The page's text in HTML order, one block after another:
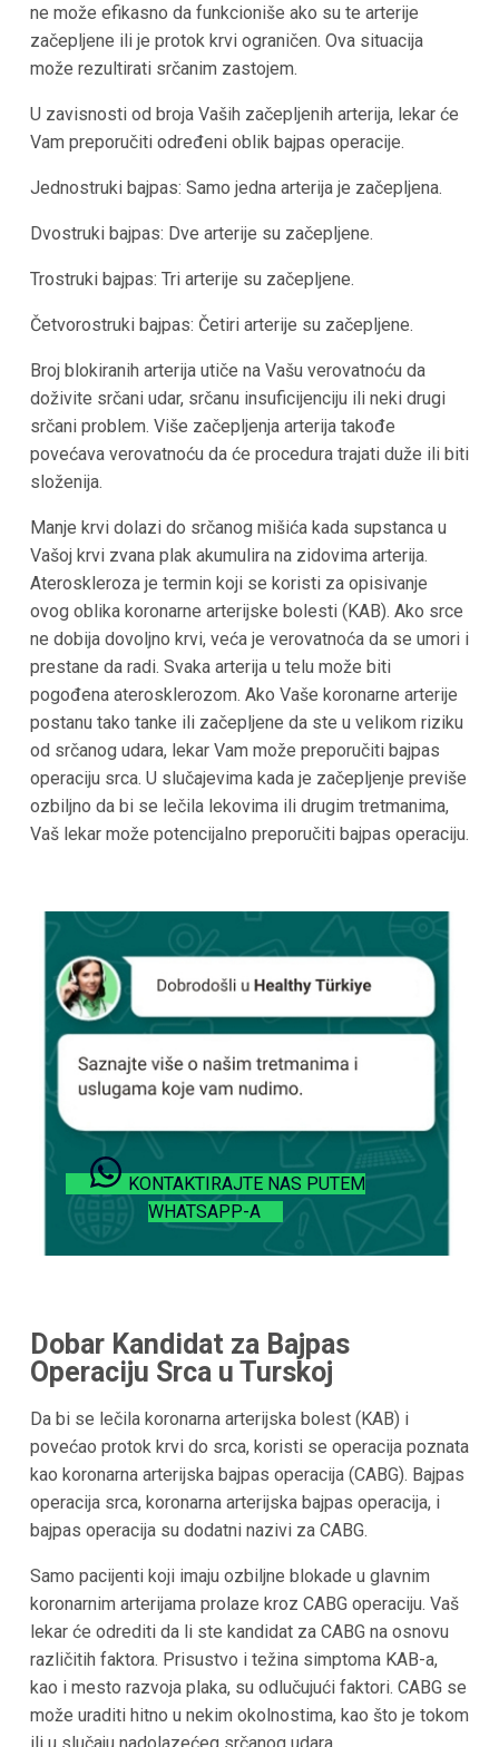
ne može efikasno da funkcioniše ako su te arterije
začepljene ili je protok krvi ograničen. Ova situacija
može rezultirati srčanim zastojem.
U zavisnosti od broja Vaših začepljenih arterija, lekar će
Vam preporučiti određeni oblik bajpas operacije.
Jednostruki bajpas: Samo jedna arterija je začepljena.
Dvostruki bajpas: Dve arterije su začepljene.
Trostruki bajpas: Tri arterije su začepljene.
Četvorostruki bajpas: Četiri arterije su začepljene.
Broj blokiranih arterija utiče na Vašu verovatnoću da
doživite srčani udar, srčanu insuficijenciju ili neki drugi
srčani problem. Više začepljenja arterija takođe
povećava verovatnoću da će procedura trajati duže ili biti
složenija.
Manje krvi dolazi do srčanog mišića kada supstanca u
Vašoj krvi zvana plak akumulira na zidovima arterija.
Ateroskleroza je termin koji se koristi za opisivanje
ovog oblika koronarne arterijske bolesti (KAB). Ako srce
ne dobija dovoljno krvi, veća je verovatnoća da se umori i
prestane da radi. Svaka arterija u telu može biti
pogođena aterosklerozom. Ako Vaše koronarne arterije
postanu tako tanke ili začepljene da ste u velikom riziku
od srčanog udara, lekar Vam može preporučiti bajpas
operaciju srca. U slučajevima kada je začepljenje previše
ozbiljno da bi se lečila lekovima ili drugim tretmanima,
Vaš lekar može potencijalno preporučiti bajpas operaciju.
KONTAKTIRAJTE NAS PUTEM
WHATSAPP-A
Dobar Kandidat za Bajpas
Operaciju Srca u Turskoj
Da bi se lečila koronarna arterijska bolest (KAB) i
povećao protok krvi do srca, koristi se operacija poznata
kao koronarna arterijska bajpas operacija (CABG). Bajpas
operacija srca, koronarna arterijska bajpas operacija, i
bajpas operacija su dodatni nazivi za CABG.
Samo pacijenti koji imaju ozbiljne blokade u glavnim
koronarnim arterijama prolaze kroz CABG operaciju. Vaš
lekar će odrediti da li ste kandidat za CABG na osnovu
različitih faktora. Prisustvo i težina simptoma KAB-a,
kao i mesto razvoja plaka, su odlučujući faktori. CABG se
može uraditi hitno u nekim okolnostima, kao što je tokom